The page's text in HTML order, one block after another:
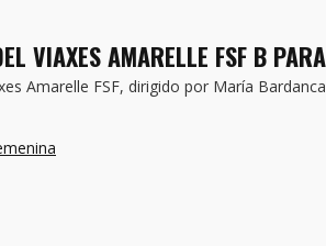
VIAXES AMARELLE FSF B
Amarelle FSF, dirigido por María